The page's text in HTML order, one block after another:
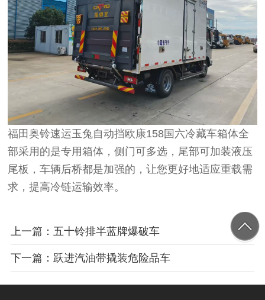
福田奥铃速运玉兔自动挡欧康158国六冷藏车箱体全
部采用的是专用箱体，侧门可多选，尾部可加装液压
尾板，车辆后桥都是加强的，让您更好地适应重载需
求，提高冷链运输效率。
上一篇：五十铃排半蓝牌爆破车
下一篇：跃进汽油带撬装危险品车